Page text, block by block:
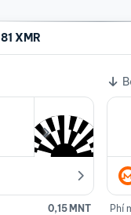
XMR
0,15 MNT Phí